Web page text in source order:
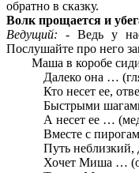
обратно в сказку.
Волк прощается и
Ведущий: - Ведь у
Послушайте про него
Маша в коробе
Далеко она …
Кто несет ее,
Быстрыми
А несет ее …
Вместе с
Путь неблизкий,
Хочет Миша …